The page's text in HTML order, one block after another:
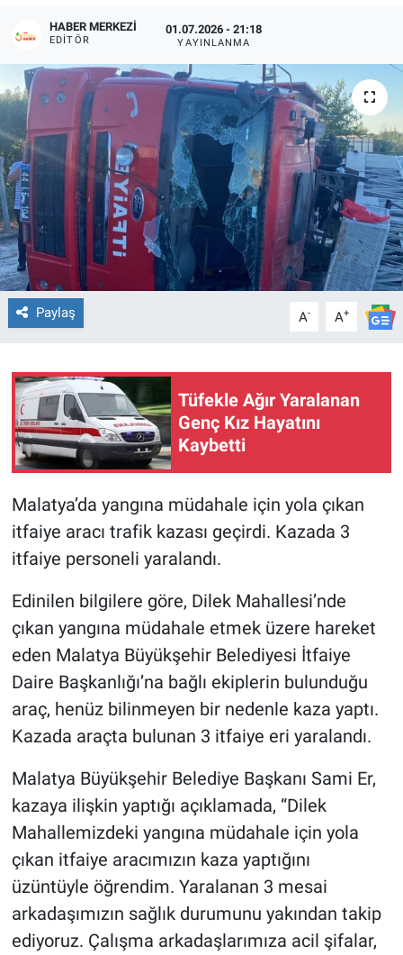
HABER MERKEZI
EDITÖR
01.07.2026 - 21:18
YAYINLANMA
Paylaş A- A+
Tüfekle Ağır Yaralanan
Genç Kız Hayatını
Kaybetti
Malatya’da yangına müdahale için yola çıkan
itfaiye aracı trafik kazası geçirdi. Kazada 3
itfaiye personeli yaralandı.
Edinilen bilgilere göre, Dilek Mahallesi’nde
çıkan yangına müdahale etmek üzere hareket
eden Malatya Büyükşehir Belediyesi İtfaiye
Daire Başkanlığı’na bağlı ekiplerin bulunduğu
araç, henüz bilinmeyen bir nedenle kaza yaptı.
Kazada araçta bulunan 3 itfaiye eri yaralandı.
Malatya Büyükşehir Belediye Başkanı Sami Er,
kazaya ilişkin yaptığı açıklamada, “Dilek
Mahallemizdeki yangına müdahale için yola
çıkan itfaiye aracımızın kaza yaptığını
üzüntüyle öğrendim. Yaralanan 3 mesai
arkadaşımızın sağlık durumunu yakından takip
ediyoruz. Çalışma arkadaşlarımıza acil şifalar,